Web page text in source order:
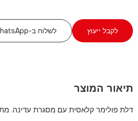
לקבל ייעוץ לשלוח ב-WhatsApp
תיאור המוצר
דלת פולימר קלאסית עם מסגרת עדינה.